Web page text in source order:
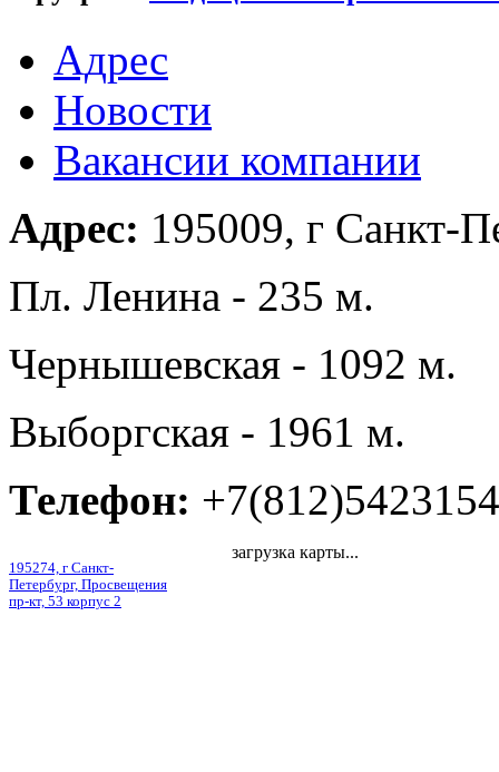
Адрес
Новости
Вакансии компании
Адрес: 195009, г Санкт-
Пл. Ленина - 235 м.
Чернышевская - 1092 м.
Выборгская - 1961 м.
Телефон: +7(812)5423154
195274, г Санкт-
Петербург, Просвещения
пр-кт, 53 корпус 2
загрузка карты...